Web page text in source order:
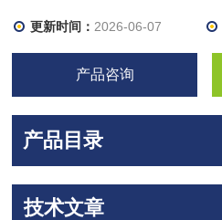
更新时间： 2026-06-07
产品咨询
产品目录
技术文章